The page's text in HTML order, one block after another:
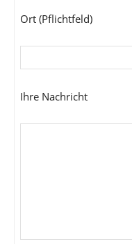
Ort (Pflichtfeld)
Ihre Nachricht